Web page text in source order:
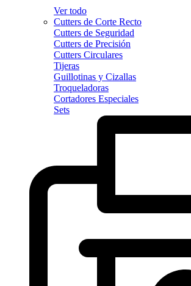
Ver todo
Cutters de Corte Recto
Cutters de Seguridad
Cutters de Precisión
Cutters Circulares
Tijeras
Guillotinas y Cizallas
Troqueladoras
Cortadores Especiales
Sets